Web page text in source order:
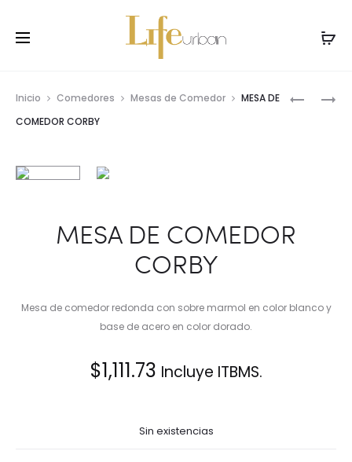
Inicio Comedores Mesas de Comedor
MESA DE
COMEDOR CORBY
MESA DE COMEDOR
CORBY
Mesa de comedor redonda con sobre marmol en color blanco y
base de acero en color dorado.
$1,111.73 Incluye ITBMS.
Sin existencias